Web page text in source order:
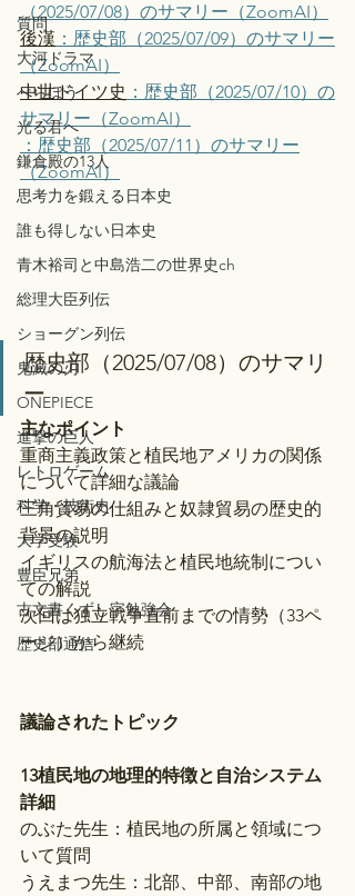
質問
大河ドラマ
べらぼう
光る君へ
鎌倉殿の13人
思考力を鍛える日本史
誰も得しない日本史
青木裕司と中島浩二の世界史ch
総理大臣列伝
ショーグン列伝
鬼滅の刃
ONEPIECE
進撃の巨人
レトロゲーム
科学・技術史
大学受験
豊臣兄弟
古文書くずし字勉強会
歴史部通信
（2025/07/08）のサマリー（ZoomAI）
後漢 ：歴史部（2025/07/09）のサマリー
（ZoomAI）
中世ドイツ史 ：歴史部（2025/07/10）の
サマリー（ZoomAI）
：歴史部（2025/07/11）のサマリー
（ZoomAI）
歴史部（2025/07/08）のサマリ
ー
主なポイント
重商主義政策と植民地アメリカの関係
について詳細な議論
三角貿易の仕組みと奴隷貿易の歴史的
背景の説明
イギリスの航海法と植民地統制につい
ての解説
次回は独立戦争直前までの情勢（33ペ
ージ）から継続
議論されたトピック
13植民地の地理的特徴と自治システム
詳細
のぶた先生：植民地の所属と領域につ
いて質問
うえまつ先生：北部、中部、南部の地